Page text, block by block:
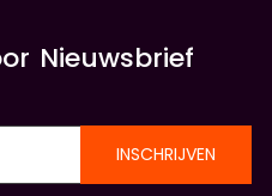
Nieuwsbrief
INSCHRIJVEN